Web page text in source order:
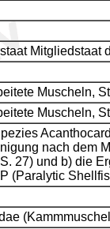
Mitgliedstaat
Muscheln,
Muscheln,
nach dem
27) und b) die
(Paralytic